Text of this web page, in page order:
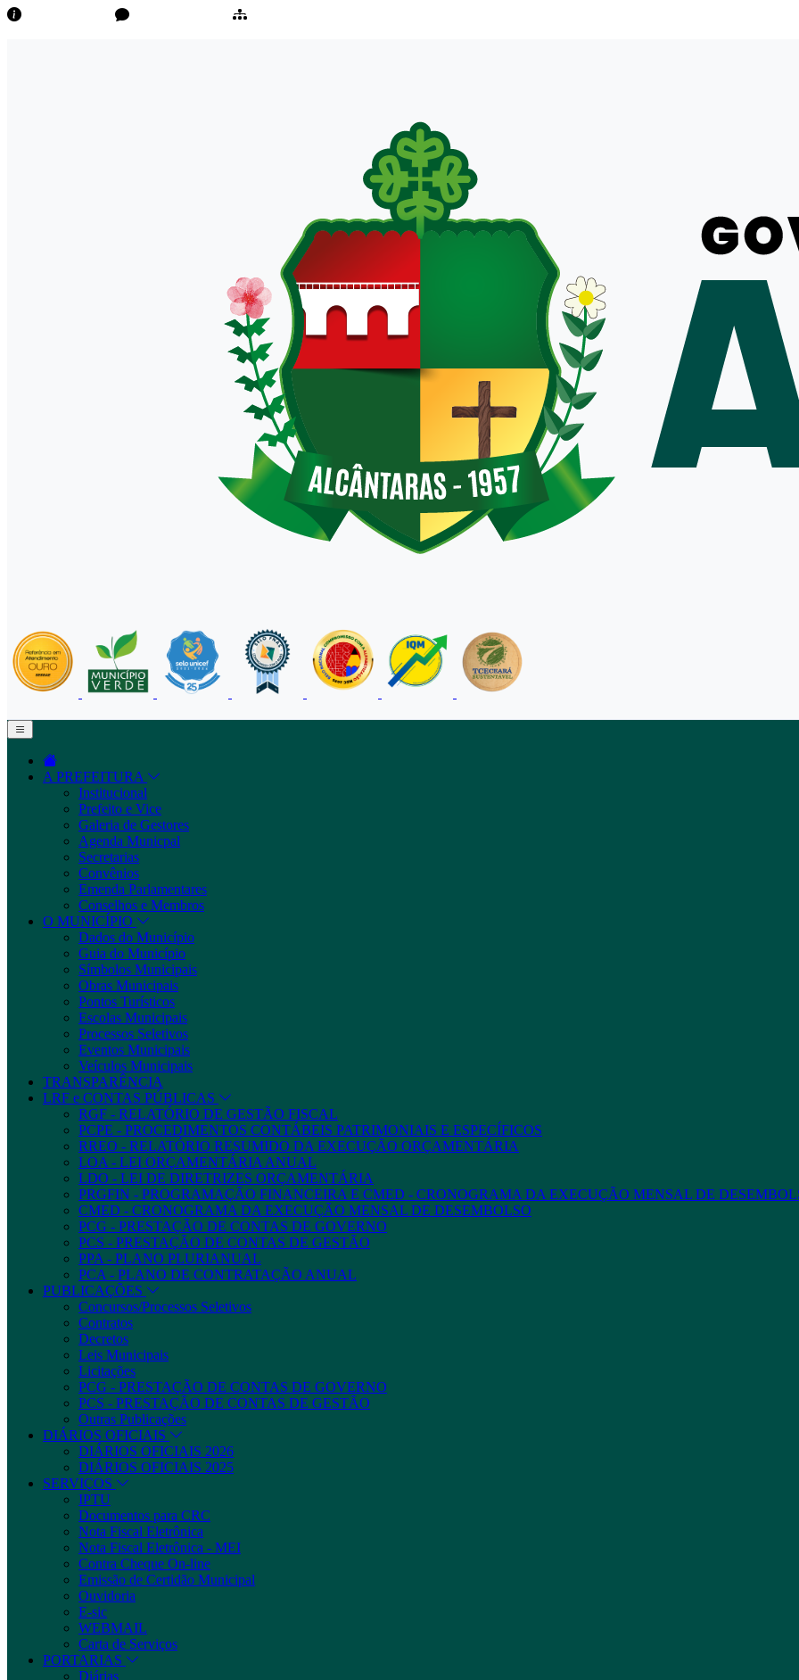
A PREFEITURA
Institucional
Prefeito e Vice
Galeria de Gestores
Agenda Municpal
Secretarias
Convênios
Emenda Parlamentares
Conselhos e Membros
O MUNICÍPIO
Dados do Município
Guia do Município
Símbolos Municipais
Obras Municipais
Pontos Turísticos
Escolas Municipais
Processos Seletivos
Eventos Municipais
Veículos Municipais
TRANSPARÊNCIA
LRF e CONTAS PÚBLICAS
RGF - RELATÓRIO DE GESTÃO FISCAL
PCPE - PROCEDIMENTOS CONTÁBEIS PATRIMONIAIS E ESPECÍFICOS
RREO - RELATÓRIO RESUMIDO DA EXECUÇÃO ORÇAMENTÁRIA
LOA - LEI ORÇAMENTÁRIA ANUAL
LDO - LEI DE DIRETRIZES ORÇAMENTÁRIA
PRGFIN - PROGRAMAÇÃO FINANCEIRA E CMED - CRONOGRAMA DA EXECUÇÃO MENSAL DE
CMED - CRONOGRAMA DA EXECUÇÃO MENSAL DE DESEMBOLSO
PCG - PRESTAÇÃO DE CONTAS DE GOVERNO
PCS - PRESTAÇÃO DE CONTAS DE GESTÃO
PPA - PLANO PLURIANUAL
PCA - PLANO DE CONTRATAÇÃO ANUAL
PUBLICAÇÕES
Concursos/Processos Seletivos
Contratos
Decretos
Leis Municipais
Licitações
PCG - PRESTAÇÃO DE CONTAS DE GOVERNO
PCS - PRESTAÇÃO DE CONTAS DE GESTÃO
Outras Publicações
DIÁRIOS OFICIAIS
DIÁRIOS OFICIAIS 2026
DIÁRIOS OFICIAIS 2025
SERVIÇOS
IPTU
Documentos para CRC
Nota Fiscal Eletrônica
Nota Fiscal Eletrônica - MEI
Contra Cheque On-line
Emissão de Certidão Municipal
Ouvidoria
E-sic
WEBMAIL
Carta de Serviços
PORTARIAS
Diárias